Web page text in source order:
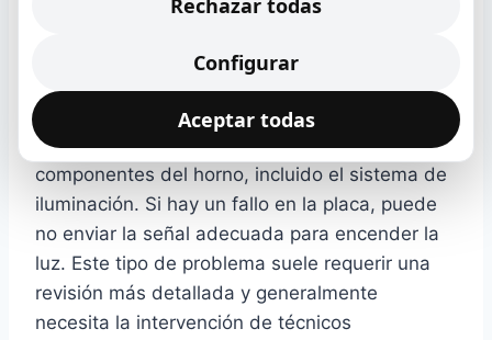
Además, problemas en la placa de circuito del
horno pueden ser responsables del apagado
de la luz interior. La placa controla varios
componentes del horno, incluido el sistema de
iluminación. Si hay un fallo en la placa, puede
no enviar la señal adecuada para encender la
luz. Este tipo de problema suele requerir una
revisión más detallada y generalmente
necesita la intervención de técnicos
Rechazar todas
Configurar
Aceptar todas